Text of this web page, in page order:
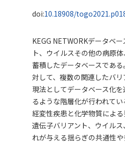
DOI
doi:10.18908/
概要
KEGG NETWORKデータベ
ト、ウイルスその他の病原
蓄積したデータベースであ
対して、複数の関連したバ
現法としてデータベース化
るような階層化が行われて
経変性疾患と化学物質によ
遺伝子バリアント、ウイル
れが与える揺らぎの共通性